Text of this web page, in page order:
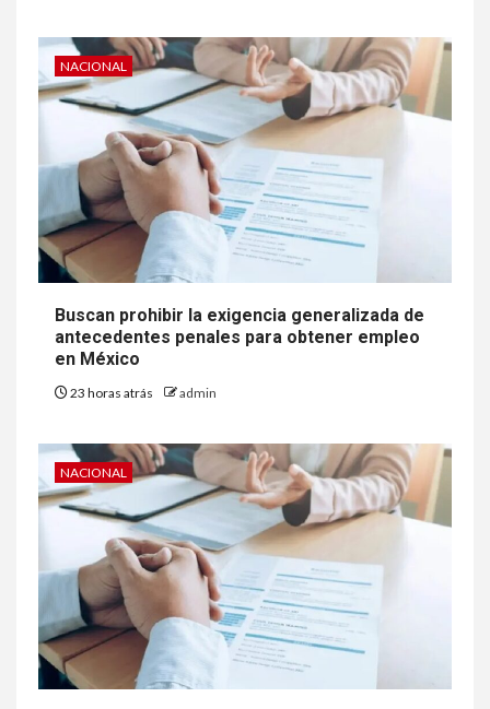
NACIONAL
Buscan prohibir la exigencia generalizada de
antecedentes penales para obtener empleo
en México
23 horas atrás admin
NACIONAL